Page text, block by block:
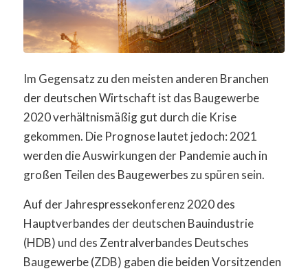
Im Gegensatz zu den meisten anderen Branchen
der deutschen Wirtschaft ist das Baugewerbe
2020 verhältnismäßig gut durch die Krise
gekommen. Die Prognose lautet jedoch: 2021
werden die Auswirkungen der Pandemie auch in
großen Teilen des Baugewerbes zu spüren sein.
Auf der Jahrespressekonferenz 2020 des
Hauptverbandes der deutschen Bauindustrie
(HDB) und des Zentralverbandes Deutsches
Baugewerbe (ZDB) gaben die beiden Vorsitzenden